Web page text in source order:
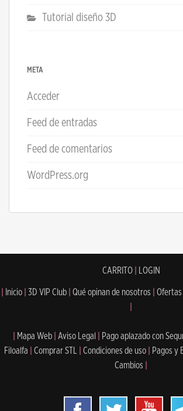
Tutorial diseño 3D
META
Acceder
Feed de entradas
Feed de comentarios
WordPress.org
CARRITO| LOGIN
Inicio 3D VIP Club Qué opinan de nosotros Ofertas
Mapa Web Aviso Legal Pago aplazado con
Filoalfa
Comprar STL Condiciones de uso Pagos y
Cambios